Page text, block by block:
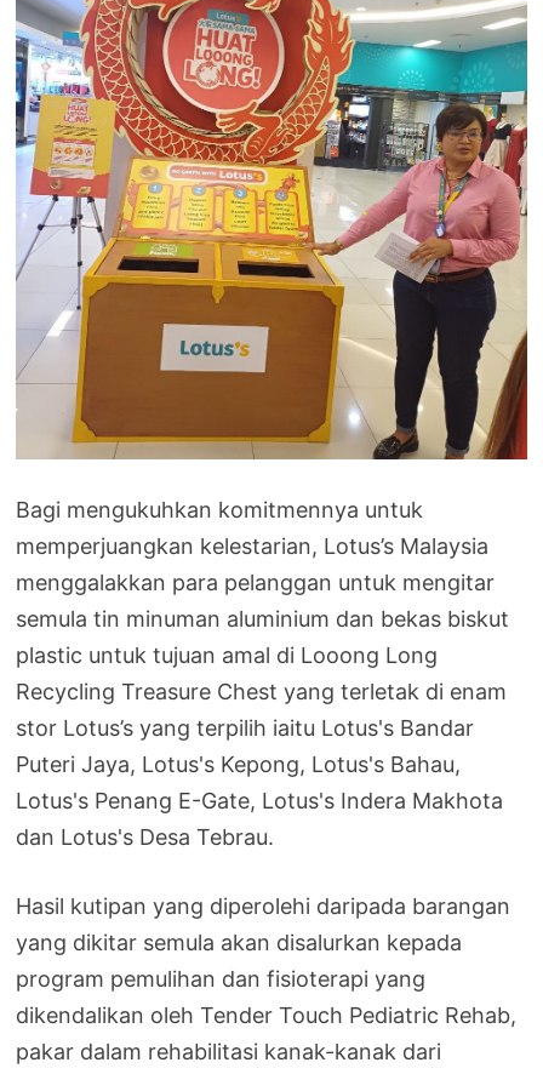
Bagi mengukuhkan komitmennya untuk
memperjuangkan kelestarian, Lotus’s Malaysia
menggalakkan para pelanggan untuk mengitar
semula tin minuman aluminium dan bekas biskut
plastic untuk tujuan amal di Looong Long
Recycling Treasure Chest yang terletak di enam
stor Lotus’s yang terpilih iaitu Lotus's Bandar
Puteri Jaya, Lotus's Kepong, Lotus's Bahau,
Lotus's Penang E-Gate, Lotus's Indera Makhota
dan Lotus's Desa Tebrau.
Hasil kutipan yang diperolehi daripada barangan
yang dikitar semula akan disalurkan kepada
program pemulihan dan fisioterapi yang
dikendalikan oleh Tender Touch Pediatric Rehab,
pakar dalam rehabilitasi kanak-kanak dari